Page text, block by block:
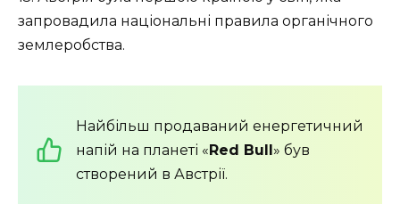
запровадила національні правила органічного
землеробства.
Найбільш продаваний енергетичний
напій на планеті «Red Bull» був
створений в Австрії.